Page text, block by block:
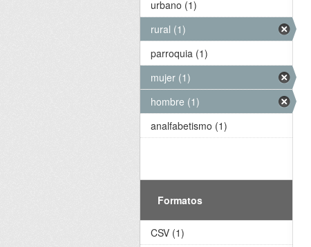
urbano (1)
rural (1)
parroquia (1)
mujer (1)
hombre (1)
analfabetismo (1)
Formatos
CSV (1)